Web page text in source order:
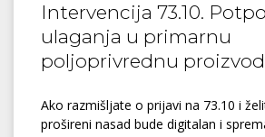
Intervencija 73.10.
ulaganja u primarnu
poljoprivrednu
Ako razmišljate o prijavi na 73.10 i
prošireni nasad bude digitalan i